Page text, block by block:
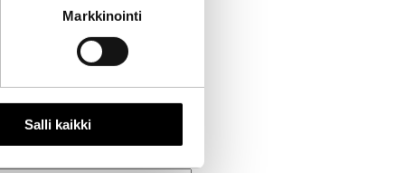
Markkinointi
Salli kaikki